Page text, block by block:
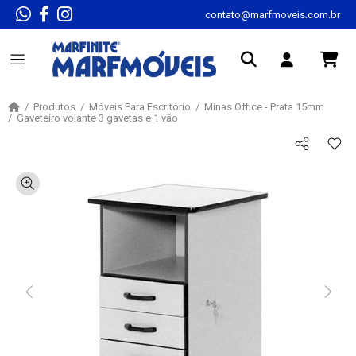
contato@marfmoveis.com.br
Produtos Móveis Para Escritório
Minas Office - Prata 15mm
Gaveteiro volante 3 gavetas e 1 vão